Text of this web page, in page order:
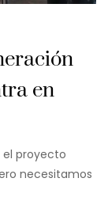
en
el proyecto
necesitamos